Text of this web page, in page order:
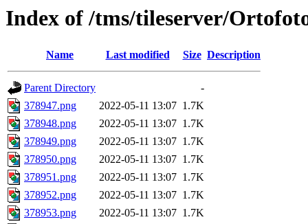
Index of /tms/tileserver/
Name Last modified Size Description
Parent Directory
-
378947.png
2022-05-11 13:07 1.7K
378948.png
2022-05-11 13:07 1.7K
378949.png
2022-05-11 13:07 1.7K
378950.png
2022-05-11 13:07 1.7K
378951.png
2022-05-11 13:07 1.7K
378952.png
2022-05-11 13:07 1.7K
378953.png
2022-05-11 13:07 1.7K